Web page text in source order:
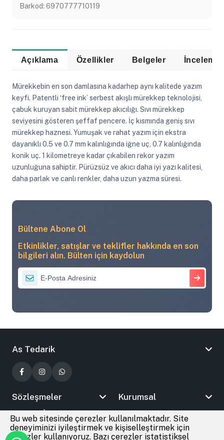
Barkod: 6970777710119
Açıklama Özellikler Belgeler
Mürekkebin en son damlasına kadarhep aynı kalitede yazım
keyfi. Patentli ‘free ink’ serbest akışlı mürekkep teknolojisi,
çabuk kuruyan sabit mürekkep akıcılığı. Sıvı mürekkep
seviyesini gösteren şeffaf pencere. İç kısmında geniş sıvı
mürekkep haznesi. Yumuşak ve rahat yazım için ekstra
dayanıklı 0.5 ve 0.7 mm kalınlığında iğne uç, 0.7 kalınlığında
konik uç. 1 kilometreye kadar çıkabilen rekor yazım
uzunluğuna sahiptir. Pürüzsüz ve akıcı daha iyi yazı kalitesi,
daha parlak ve canlı renkler, daha uzun yazma süresi.
Bültene Abone Ol
Etkinlikler, satışlar ve teklifler hakkında en son
bilgileri alın. Bülten için kaydolun
As Tedarik
Sözleşmeler
Kurumsal
Bizimle İletişime Geçin
Bu web sitesinde çerezler kullanılmaktadır. Site
deneyiminizi iyileştirmek ve kişiselleştirmek için
çerezler kullanıyoruz. Bazı çerezler istatistiksel